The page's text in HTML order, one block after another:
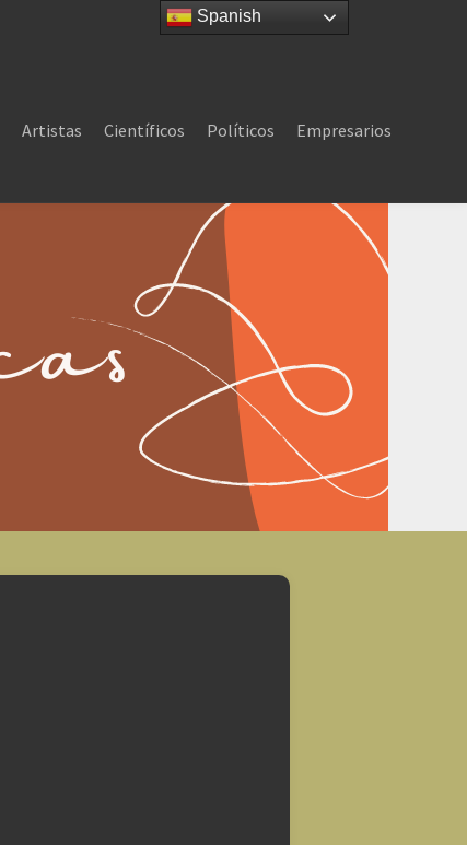
Artistas Científicos Políticos
Empresarios
Spanish